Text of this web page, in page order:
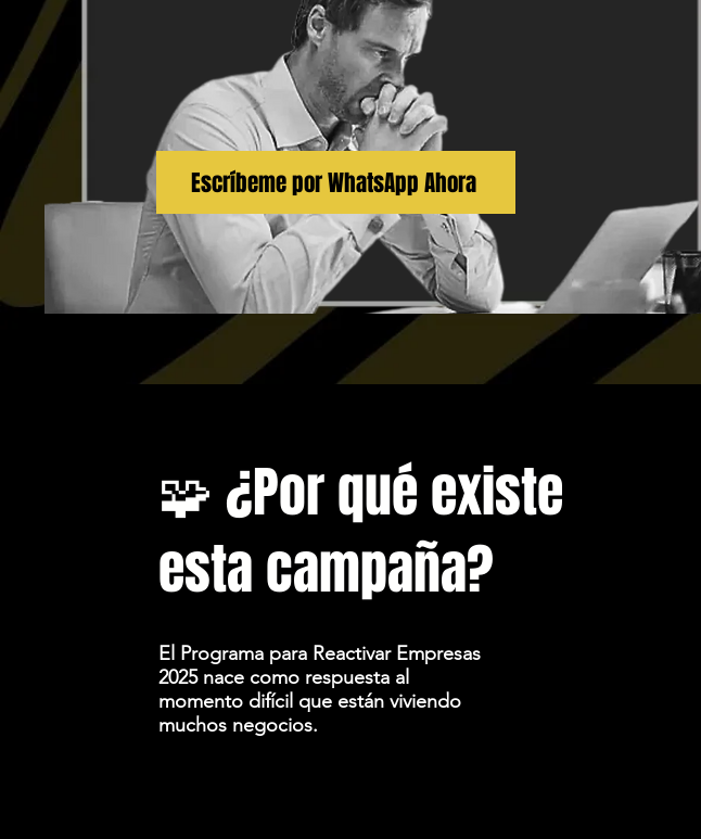
Escríbeme por WhatsApp Ahora
🧩 ¿Por qué existe
esta campaña?
El Programa para Reactivar Empresas
2025 nace como respuesta al
momento difícil que están viviendo
muchos negocios.